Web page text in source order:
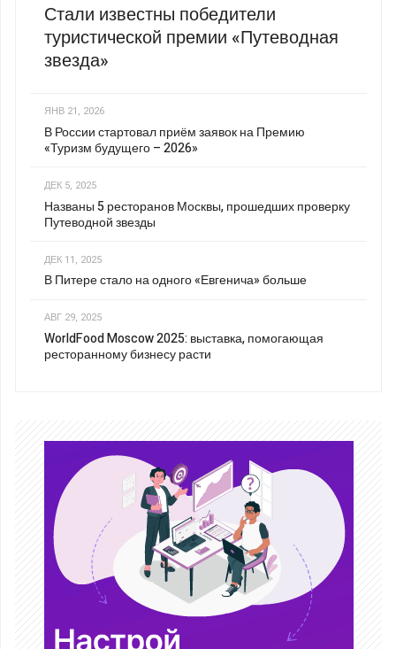
Стали известны победители
туристической премии «Путеводная
звезда»
ЯНВ 21, 2026
В России стартовал приём заявок на Премию
«Туризм будущего – 2026»
ДЕК 5, 2025
Названы 5 ресторанов Москвы, прошедших проверку
Путеводной звезды
ДЕК 11, 2025
В Питере стало на одного «Евгенича» больше
АВГ 29, 2025
WorldFood Moscow 2025: выставка, помогающая
ресторанному бизнесу расти